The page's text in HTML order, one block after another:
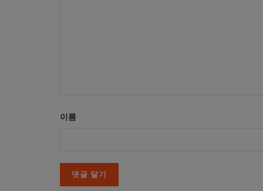
이름